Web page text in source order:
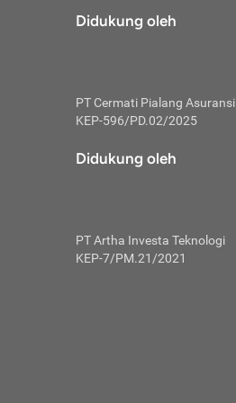
tidak
skor
Mulai
kembali ideal.
utang
Didukung oleh
PT Cermati Pialang Asuransi
KEP-596/PD.02/2025
Didukung oleh
PT Artha Investa Teknologi
KEP-7/PM.21/2021